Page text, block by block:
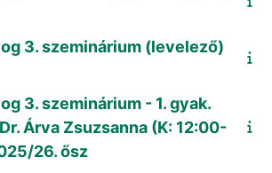
3. szeminárium (levelező)
3. szeminárium - 1. gyak.
Árva Zsuzsanna (K: 12:00-
26. ősz